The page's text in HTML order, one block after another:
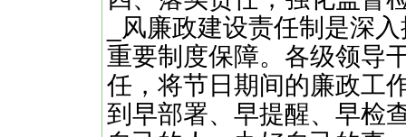
_风廉政建设责任制是深
重要制度保障。各级领导
任，将节日期间的廉政工
到早部署、早提醒、早检